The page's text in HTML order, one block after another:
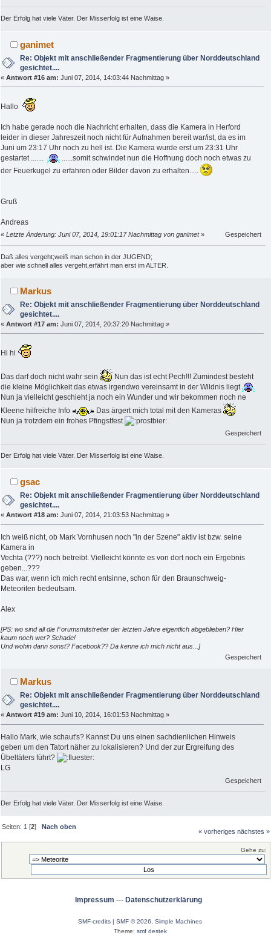
Der Erfolg hat viele Väter. Der Misserfolg ist eine Waise.
ganimet
Re: Objekt mit anschließender Fragmentierung über Norddeutschland
gesichtet....
« Antwort #16 am: Juni 07, 2014, 14:03:44 Nachmittag »
Hallo
Ich habe gerade noch die Nachricht erhalten, dass die Kamera in Herford
leider in dieser Jahreszeit noch nicht für Aufnahmen bereit war/ist, da es im
Juni um 23:17 Uhr noch zu hell ist. Die Kamera wurde erst um 23:31 Uhr
gestartet .......
......somit schwindet nun die Hoffnung doch noch etwas zu
der Feuerkugel zu erfahren oder Bilder davon zu erhalten.....
Gruß
Andreas
« Letzte Änderung: Juni 07, 2014, 19:01:17 Nachmittag von ganimet» Gespeichert
Daß alles vergeht;weiß man schon in der JUGEND;
aber wie schnell alles vergeht,erfährt man erst im ALTER.
Markus
Re: Objekt mit anschließender Fragmentierung über Norddeutschland
gesichtet....
« Antwort #17 am: Juni 07, 2014, 20:37:20 Nachmittag »
Hi hi
Das darf doch nicht wahr sein
Nun das ist echt Pech!!! Zumindest besteht
die kleine Möglichkeit das etwas irgendwo vereinsamt in der Wildnis liegt
Nun ja vielleicht geschieht ja noch ein Wunder und wir bekommen noch ne
Kleene hilfreiche Info
Das ärgert mich total mit den Kameras
Nun ja trotzdem ein frohes Pfingstfest
Gespeichert
Der Erfolg hat viele Väter. Der Misserfolg ist eine Waise.
gsac
Re: Objekt mit anschließender Fragmentierung über Norddeutschland
gesichtet....
« Antwort #18 am: Juni 07, 2014, 21:03:53 Nachmittag »
Ich weiß nicht, ob Mark Vornhusen noch "in der Szene" aktiv ist bzw. seine
Kamera in
Vechta (???) noch betreibt. Vielleicht könnte es von dort noch ein Ergebnis
geben...???
Das war, wenn ich mich recht entsinne, schon für den Braunschweig-
Meteoriten bedeutsam.
Alex
[PS: wo sind all die Forumsmitstreiter der letzten Jahre eigentlich abgeblieben? Hier
kaum noch wer? Schade!
Und wohin dann sonst? Facebook?? Da kenne ich mich nicht aus...]
Gespeichert
Markus
Re: Objekt mit anschließender Fragmentierung über Norddeutschland
gesichtet....
« Antwort #19 am: Juni 10, 2014, 16:01:53 Nachmittag »
Hallo Mark, wie schaut's? Kannst Du uns einen sachdienlichen Hinweis
geben um den Tatort näher zu lokalisieren? Und der zur Ergreifung des
Übeltäters führt?
LG
Gespeichert
Der Erfolg hat viele Väter. Der Misserfolg ist eine Waise.
Seiten: 1 [2]Nach oben
« vorheriges nächstes »
Gehe zu:
Impressum --- Datenschutzerklärung
SMF-credits SMF © 2026, Simple Machines
Theme: smf destek